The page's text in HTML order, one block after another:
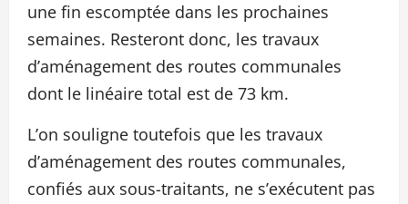
une fin escomptée dans les prochaines
semaines. Resteront donc, les travaux
d’aménagement des routes communales
dont le linéaire total est de 73 km.
L’on souligne toutefois que les travaux
d’aménagement des routes communales,
confiés aux sous-traitants, ne s’exécutent pas